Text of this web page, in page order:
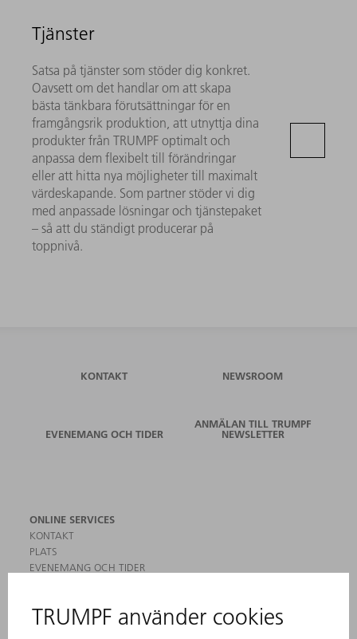
Tjänster
Satsa på tjänster som stöder dig konkret.
Oavsett om det handlar om att skapa
bästa tänkbara förutsättningar för en
framgångsrik produktion, att utnyttja dina
produkter från TRUMPF optimalt och
anpassa dem flexibelt till förändringar
eller att hitta nya möjligheter till maximalt
värdeskapande. Som partner stöder vi dig
med anpassade lösningar och tjänstepaket
– så att du ständigt producerar på
toppnivå.
KONTAKT NEWSROOM
EVENEMANG OCH TIDER
ANMÄLAN TILL TRUMPF
NEWSLETTER
ONLINE SERVICES
KONTAKT
PLATS
EVENEMANG OCH TIDER
SÄKERHETSDATABLAD